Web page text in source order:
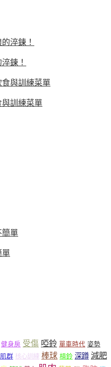
鍊！
訓練菜單
單
健身房 受傷 啞鈴 單車時代 姿勢
群 核心訓練 棒球 槓鈴 深蹲 減肥